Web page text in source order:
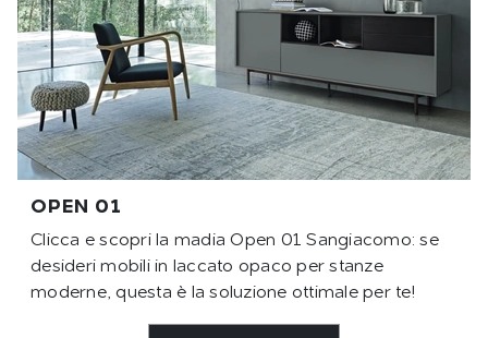
OPEN 01
Clicca e scopri la madia Open 01 Sangiacomo: se
desideri mobili in laccato opaco per stanze
moderne, questa è la soluzione ottimale per te!